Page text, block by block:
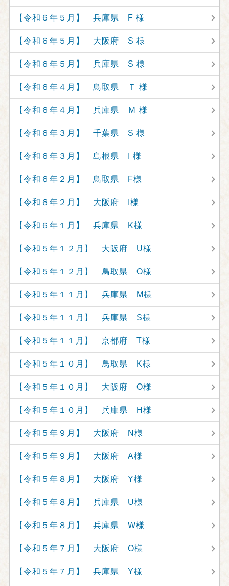
【令和６年５月】 兵庫県 F 様
【令和６年５月】 大阪府 S 様
【令和６年５月】 兵庫県 S 様
【令和６年４月】 鳥取県 Ｔ 様
【令和６年４月】 兵庫県 Ｍ 様
【令和６年３月】 千葉県 S 様
【令和６年３月】 島根県 I 様
【令和６年２月】 鳥取県 F様
【令和６年２月】 大阪府 I様
【令和６年１月】 兵庫県 K様
【令和５年１２月】 大阪府 U様
【令和５年１２月】 鳥取県 O様
【令和５年１１月】 兵庫県 M様
【令和５年１１月】 兵庫県 S様
【令和５年１１月】 京都府 T様
【令和５年１０月】 鳥取県 K様
【令和５年１０月】 大阪府 O様
【令和５年１０月】 兵庫県 H様
【令和５年９月】 大阪府 N様
【令和５年９月】 大阪府 A様
【令和５年８月】 大阪府 Y様
【令和５年８月】 兵庫県 U様
【令和５年８月】 兵庫県 W様
【令和５年７月】 大阪府 O様
【令和５年７月】 兵庫県 Y様